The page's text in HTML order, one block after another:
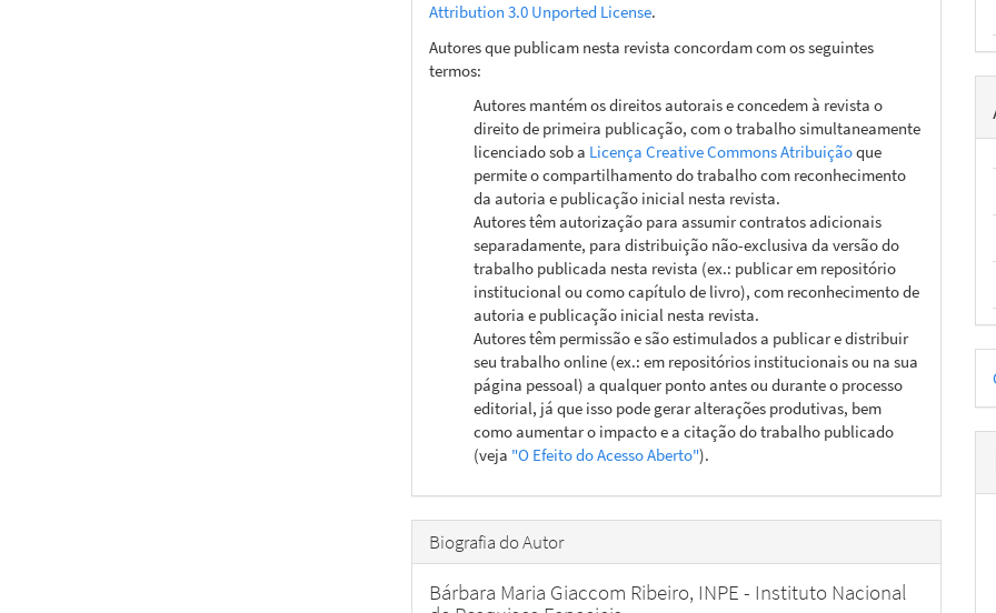
Attribution 3.0 Unported License.
Autores que publicam nesta revista concordam com os seguintes
termos:
Autores mantém os direitos autorais e concedem à revista o
direito de primeira publicação, com o trabalho simultaneamente
licenciado sob a Licença Creative Commons Atribuiçãoque
permite o compartilhamento do trabalho com reconhecimento
da autoria e publicação inicial nesta revista.
Autores têm autorização para assumir contratos adicionais
separadamente, para distribuição não-exclusiva da versão do
trabalho publicada nesta revista (ex.: publicar em repositório
institucional ou como capítulo de livro), com reconhecimento de
autoria e publicação inicial nesta revista.
Autores têm permissão e são estimulados a publicar e distribuir
seu trabalho online (ex.: em repositórios institucionais ou na sua
página pessoal) a qualquer ponto antes ou durante o processo
editorial, já que isso pode gerar alterações produtivas, bem
como aumentar o impacto e a citação do trabalho publicado
(veja "O Efeito do Acesso Aberto").
Biografia do Autor
Bárbara Maria Giaccom Ribeiro, INPE - Instituto Nacional